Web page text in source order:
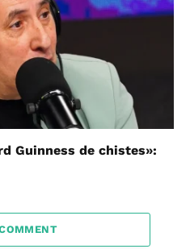
Guinness de chistes»: